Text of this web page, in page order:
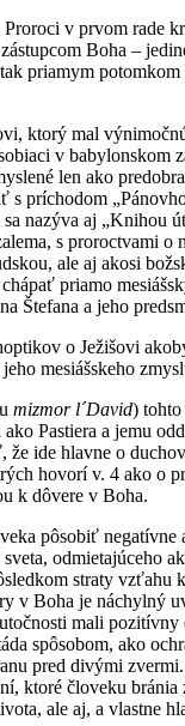
v prvom rade
Boha –
priamym
ktorý mal
v babylonskom
len ako
príchodom
nazýva aj „Knihou
s proroctvami o
ale aj akosi
priamo
Štefana a jeho
o Ježišovi
mesiášskeho
mizmorl´David)
Pastiera a jemu
ide hlavne o
hovorí v. 4 ako o
k dôvere v Boha.
pôsobiť
odmietajúceho
straty vzťahu
v Boha je náchylný
mali pozitívny
spôsobom, ako
pred divými
ktoré človeku
ale aj, a vlastne